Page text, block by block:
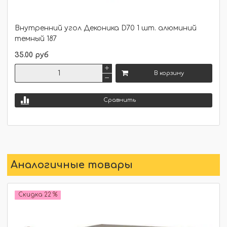
Внутренний угол Деконика D70 1 шт. алюминий
темный 187
35.00 руб
В корзину
Сравнить
Аналогичные товары
Скидка 22 %